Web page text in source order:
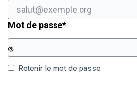
Mot de passe*Champ obligatoire
Retenir le mot de passe